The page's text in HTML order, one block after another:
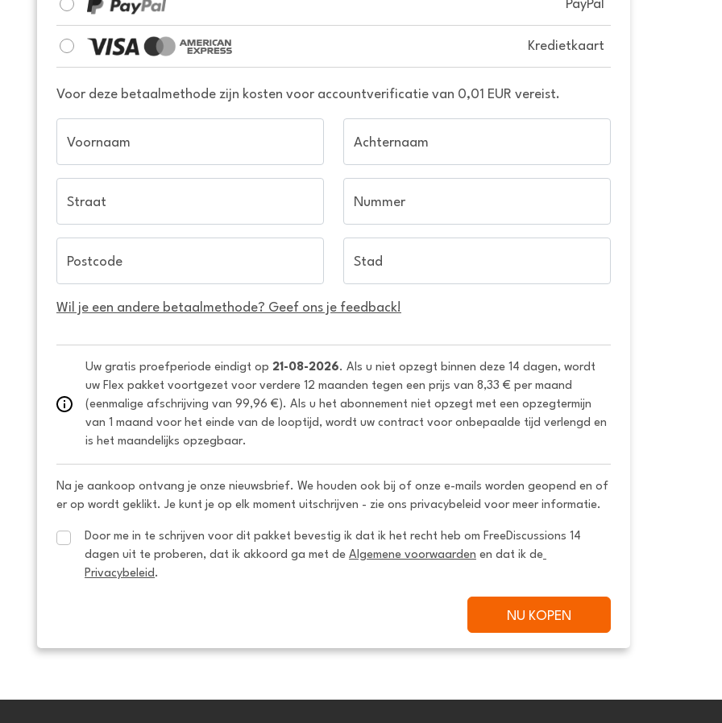
PayPal
Kredietkaart
Voor deze betaalmethode zijn kosten voor accountverificatie van 0,01 EUR vereist.
Voornaam Achternaam
Straat Nummer
Postcode Stad
Wil je een andere betaalmethode? Geef ons je feedback!
Uw gratis proefperiode eindigt op 21-08-2026. Als u niet opzegt binnen deze 14 dagen, wordt
uw Flex pakket voortgezet voor verdere 12 maanden tegen een prijs van 8,33 € per maand
(eenmalige afschrijving van 99,96 €). Als u het abonnement niet opzegt met een opzegtermijn
van 1 maand voor het einde van de looptijd, wordt uw contract voor onbepaalde tijd verlengd en
is het maandelijks opzegbaar.
Na je aankoop ontvang je onze nieuwsbrief. We houden ook bij of onze e-mails worden geopend en of
er op wordt geklikt. Je kunt je op elk moment uitschrijven - zie ons privacybeleid voor meer informatie.
Door me in te schrijven voor dit pakket bevestig ik dat ik het recht heb om FreeDiscussions 14
dagen uit te proberen, dat ik akkoord ga met de Algemene voorwaarden en dat ik de
Privacybeleid .
NU KOPEN